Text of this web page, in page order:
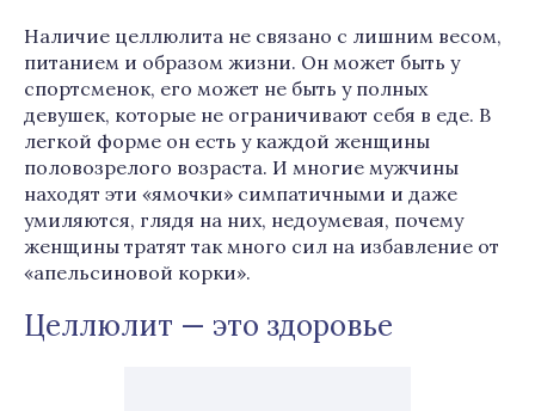
Наличие целлюлита не связано с лишним весом,
питанием и образом жизни. Он может быть у
спортсменок, его может не быть у полных
девушек, которые не ограничивают себя в еде. В
легкой форме он есть у каждой женщины
половозрелого возраста. И многие мужчины
находят эти «ямочки» симпатичными и даже
умиляются, глядя на них, недоумевая, почему
женщины тратят так много сил на избавление от
«апельсиновой корки».
Целлюлит — это здоровье